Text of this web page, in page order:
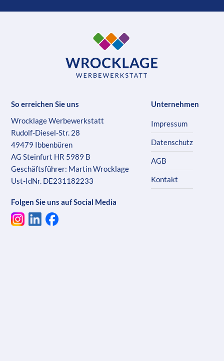
So erreichen Sie uns
Wrocklage Werbewerkstatt
Rudolf-Diesel-Str. 28
49479 Ibbenbüren
AG Steinfurt HR 5989 B
Geschäftsführer: Martin Wrocklage
Ust-IdNr. DE231182233
Folgen Sie uns auf Social Media
Unternehmen
Impressum
Datenschutz
AGB
Kontakt